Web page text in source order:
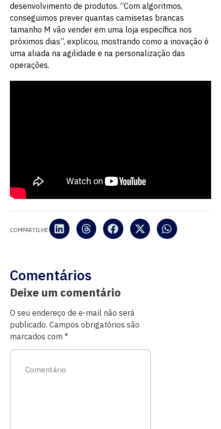
desenvolvimento de produtos. “Com algoritmos,
conseguimos prever quantas camisetas brancas
tamanho M vão vender em uma loja específica nos
próximos dias”, explicou, mostrando como a inovação é
uma aliada na agilidade e na personalização das
operações.
COMPARTILHE:
Comentários
Deixe um comentário
O seu endereço de e-mail não será
publicado. Campos obrigatórios são
marcados com *